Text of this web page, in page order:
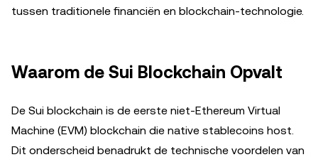
tussen traditionele financiën en blockchain-technologie.
Waarom de Sui Blockchain Opvalt
De Sui blockchain is de eerste niet-Ethereum Virtual
Machine (EVM) blockchain die native stablecoins host.
Dit onderscheid benadrukt de technische voordelen van